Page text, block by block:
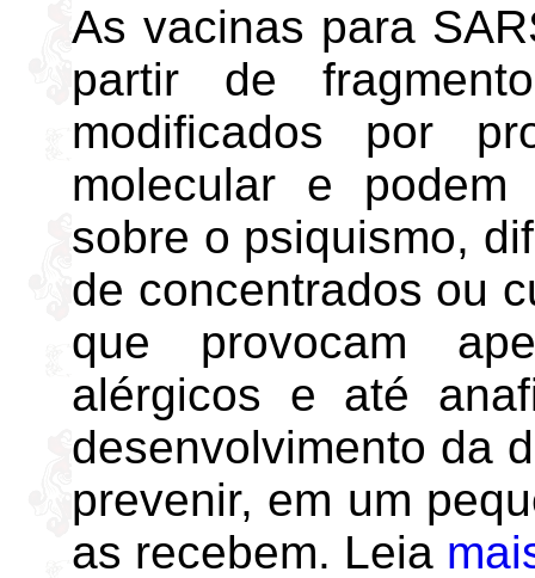
As vacinas para
partir de
modificados por
molecular e podem
sobre o psiquismo,
de concentrados ou
que provocam
alérgicos e até
desenvolvimento da
prevenir, em um
as recebem. Leia